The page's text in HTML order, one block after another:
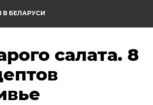
БЕЛАРУСИ
салата. 8